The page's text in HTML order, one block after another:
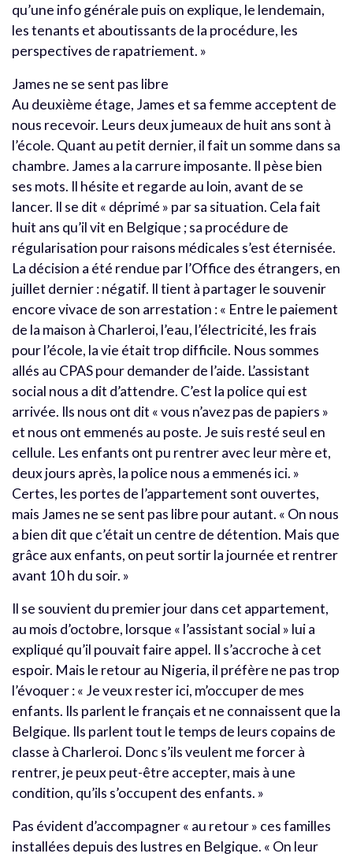
qu’une info générale puis on explique, le lendemain,
les tenants et aboutissants de la procédure, les
perspectives de rapatriement. »
James ne se sent pas libre
Au deuxième étage, James et sa femme acceptent de
nous recevoir. Leurs deux jumeaux de huit ans sont à
l’école. Quant au petit dernier, il fait un somme dans sa
chambre. James a la carrure imposante. Il pèse bien
ses mots. Il hésite et regarde au loin, avant de se
lancer. Il se dit « déprimé » par sa situation. Cela fait
huit ans qu’il vit en Belgique ; sa procédure de
régularisation pour raisons médicales s’est éternisée.
La décision a été rendue par l’Office des étrangers, en
juillet dernier : négatif. Il tient à partager le souvenir
encore vivace de son arrestation : « Entre le paiement
de la maison à Charleroi, l’eau, l’électricité, les frais
pour l’école, la vie était trop difficile. Nous sommes
allés au CPAS pour demander de l’aide. L’assistant
social nous a dit d’attendre. C’est la police qui est
arrivée. Ils nous ont dit « vous n’avez pas de papiers »
et nous ont emmenés au poste. Je suis resté seul en
cellule. Les enfants ont pu rentrer avec leur mère et,
deux jours après, la police nous a emmenés ici. »
Certes, les portes de l’appartement sont ouvertes,
mais James ne se sent pas libre pour autant. « On nous
a bien dit que c’était un centre de détention. Mais que
grâce aux enfants, on peut sortir la journée et rentrer
avant 10 h du soir. »
Il se souvient du premier jour dans cet appartement,
au mois d’octobre, lorsque « l’assistant social » lui a
expliqué qu’il pouvait faire appel. Il s’accroche à cet
espoir. Mais le retour au Nigeria, il préfère ne pas trop
l’évoquer : « Je veux rester ici, m’occuper de mes
enfants. Ils parlent le français et ne connaissent que la
Belgique. Ils parlent tout le temps de leurs copains de
classe à Charleroi. Donc s’ils veulent me forcer à
rentrer, je peux peut-être accepter, mais à une
condition, qu’ils s’occupent des enfants. »
Pas évident d’accompagner « au retour » ces familles
installées depuis des lustres en Belgique. « On leur